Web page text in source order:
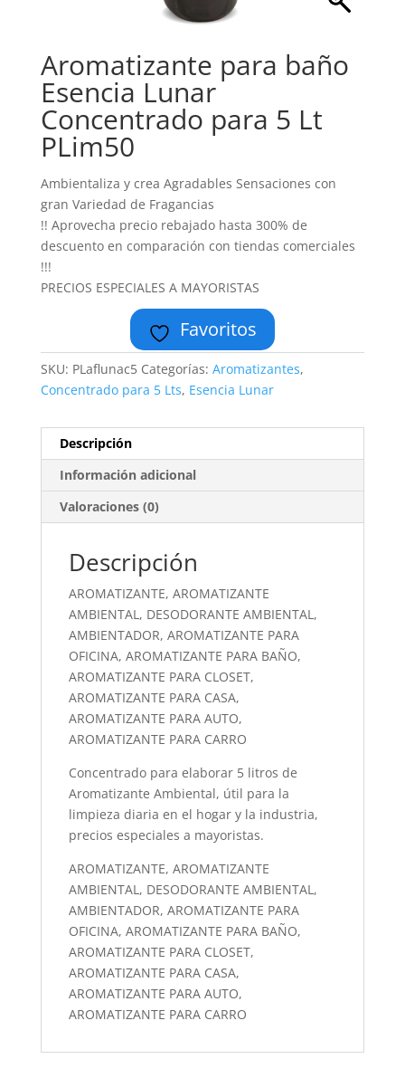
Aromatizante para baño
Esencia Lunar
Concentrado para 5 Lt
PLim50
Ambientaliza y crea Agradables Sensaciones con
gran Variedad de Fragancias
!! Aprovecha precio rebajado hasta 300% de
descuento en comparación con tiendas comerciales
!!!
PRECIOS ESPECIALES A MAYORISTAS
Favoritos
SKU: PLaflunac5 Categorías: Aromatizantes,
Concentrado para 5 Lts, Esencia Lunar
Descripción
Información adicional
Valoraciones (0)
Descripción
AROMATIZANTE, AROMATIZANTE
AMBIENTAL, DESODORANTE AMBIENTAL,
AMBIENTADOR, AROMATIZANTE PARA
OFICINA, AROMATIZANTE PARA BAÑO,
AROMATIZANTE PARA CLOSET,
AROMATIZANTE PARA CASA,
AROMATIZANTE PARA AUTO,
AROMATIZANTE PARA CARRO
Concentrado para elaborar 5 litros de
Aromatizante Ambiental, útil para la
limpieza diaria en el hogar y la industria,
precios especiales a mayoristas.
AROMATIZANTE, AROMATIZANTE
AMBIENTAL, DESODORANTE AMBIENTAL,
AMBIENTADOR, AROMATIZANTE PARA
OFICINA, AROMATIZANTE PARA BAÑO,
AROMATIZANTE PARA CLOSET,
AROMATIZANTE PARA CASA,
AROMATIZANTE PARA AUTO,
AROMATIZANTE PARA CARRO